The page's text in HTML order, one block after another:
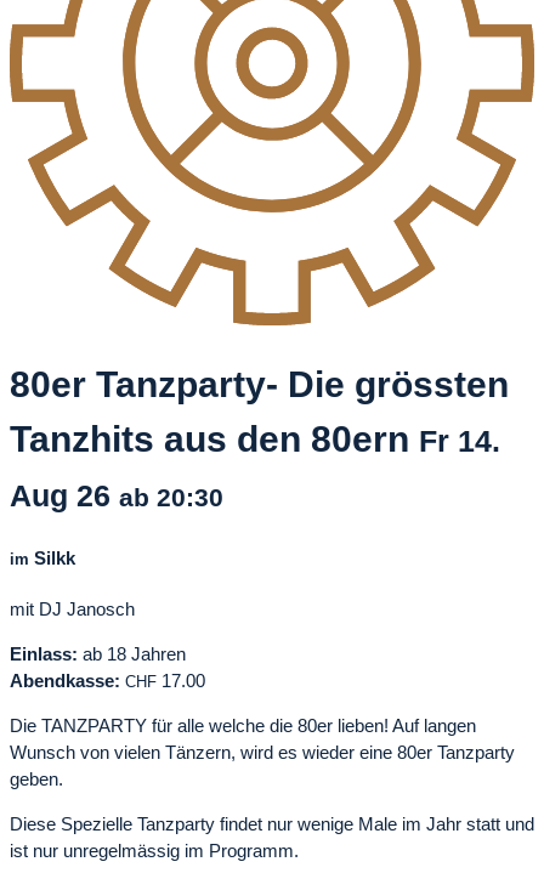
80er Tanzparty- Die grössten
Tanzhits aus den 80ern Fr 14.
Aug 26 ab 20:30
im Silkk
mit DJ Janosch
Einlass: ab 18 Jahren
Abendkasse: CHF 17.00
Die TANZPARTY für alle welche die 80er lieben! Auf langen
Wunsch von vielen Tänzern, wird es wieder eine 80er Tanzparty
geben.
Diese Spezielle Tanzparty findet nur wenige Male im Jahr statt und
ist nur unregelmässig im Programm.